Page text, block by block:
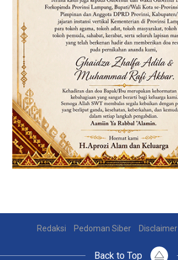
Redaksi Pedoman Siber Disclaimer
Back to Top